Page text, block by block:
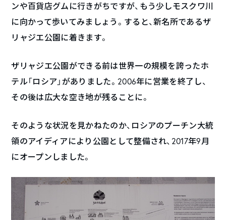
ンや百貨店グムに行きがちですが、もう少しモスクワ川
に向かって歩いてみましょう。すると、新名所であるザ
リャジエ公園に着きます。
ザリャジエ公園ができる前は世界一の規模を誇ったホ
テル「ロシア」がありました。2006年に営業を終了し、
その後は広大な空き地が残ることに。
そのような状況を見かねたのか、ロシアのプーチン大統
領のアイディアにより公園として整備され、2017年9月
にオープンしました。